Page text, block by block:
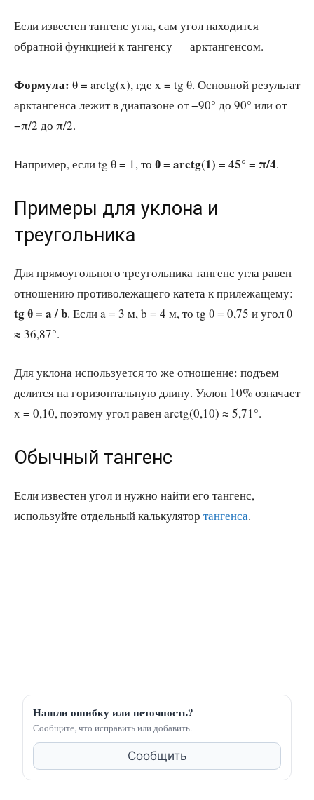
Если известен тангенс угла, сам угол находится
обратной функцией к тангенсу — арктангенсом.
Формула: θ = arctg(x), где x = tg θ. Основной результат
арктангенса лежит в диапазоне от −90° до 90° или от
−π/2 до π/2.
Например, если tg θ = 1, то θ = arctg(1) = 45° = π/4.
Примеры для уклона и
треугольника
Для прямоугольного треугольника тангенс угла равен
отношению противолежащего катета к прилежащему:
tg θ = a / b. Если a = 3 м, b = 4 м, то tg θ = 0,75 и угол θ
≈ 36,87°.
Для уклона используется то же отношение: подъем
делится на горизонтальную длину. Уклон 10% означает
x = 0,10, поэтому угол равен arctg(0,10) ≈ 5,71°.
Обычный тангенс
Если известен угол и нужно найти его тангенс,
используйте отдельный калькулятор тангенса.
Нашли ошибку или неточность?
Сообщите, что исправить или добавить.
Сообщить